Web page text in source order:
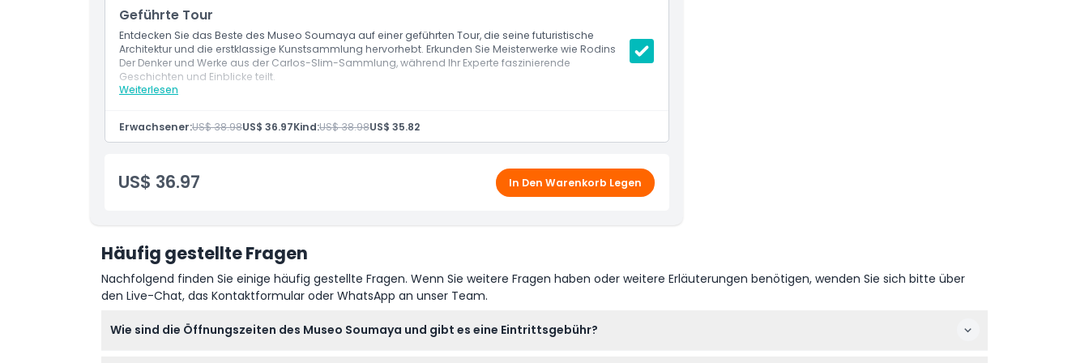
Öffnungszeiten
Dinge, die Sie wissen sollten
Stornierungsbedingungen
Geführte Tour
Entdecken Sie das Beste des Museo Soumaya auf einer geführten Tour, die seine futuristische
Architektur und die erstklassige Kunstsammlung hervorhebt. Erkunden Sie Meisterwerke wie Rodins
Der Denker und Werke aus der Carlos-Slim-Sammlung, während Ihr Experte faszinierende
Geschichten und Einblicke teilt.
Weiterlesen
Leistungen
Geführte Tour
Erwachsener:US$ 38.98US$ 36.97Kind:US$ 38.98US$ 35.82
US$ 36.97 In Den Warenkorb Legen
Häufig gestellte Fragen
Nachfolgend finden Sie einige häufig gestellte Fragen. Wenn Sie weitere Fragen haben oder weitere Erläuterungen benötigen, wenden Sie sich bitte über
den Live-Chat, das Kontaktformular oder WhatsApp an unser Team.
Wie sind die Öffnungszeiten des Museo Soumaya und gibt es eine Eintrittsgebühr?